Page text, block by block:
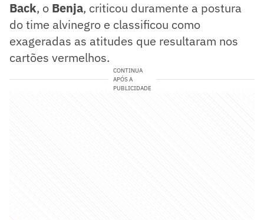
Back, o Benja, criticou duramente a postura
do time alvinegro e classificou como
exageradas as atitudes que resultaram nos
cartões vermelhos.
CONTINUA
APÓS A
PUBLICIDADE